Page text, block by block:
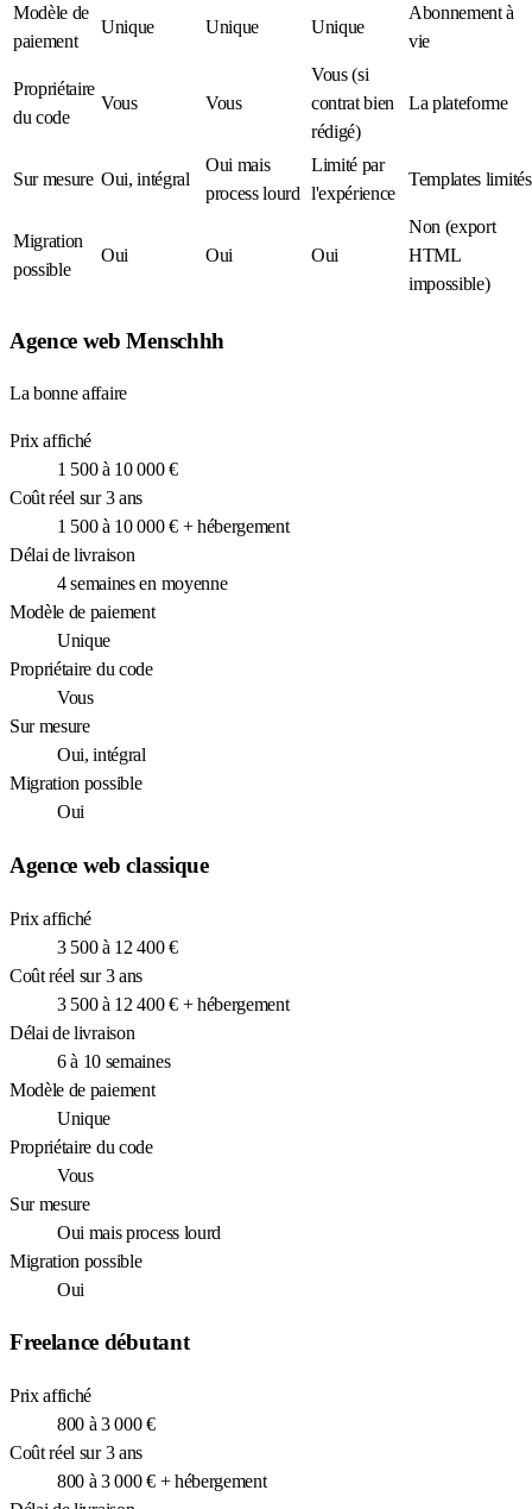
Modèle de
paiement
Unique Unique Unique
Abonnement à
vie
Propriétaire
du code
Vous Vous
Vous (si
contrat bien
rédigé)
La plateforme
Sur mesure Oui, intégral
Oui mais
process lourd
Limité par
l'expérience
Templates limités
Migration
possible
Oui Oui Oui
Non (export
HTML
impossible)
Agence web Menschhh
La bonne affaire
Prix affiché
1 500 à 10 000 €
Coût réel sur 3 ans
1 500 à 10 000 € + hébergement
Délai de livraison
4 semaines en moyenne
Modèle de paiement
Unique
Propriétaire du code
Vous
Sur mesure
Oui, intégral
Migration possible
Oui
Agence web classique
Prix affiché
3 500 à 12 400 €
Coût réel sur 3 ans
3 500 à 12 400 € + hébergement
Délai de livraison
6 à 10 semaines
Modèle de paiement
Unique
Propriétaire du code
Vous
Sur mesure
Oui mais process lourd
Migration possible
Oui
Freelance débutant
Prix affiché
800 à 3 000 €
Coût réel sur 3 ans
800 à 3 000 € + hébergement